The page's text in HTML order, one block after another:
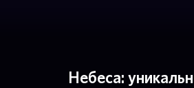
Небеса: